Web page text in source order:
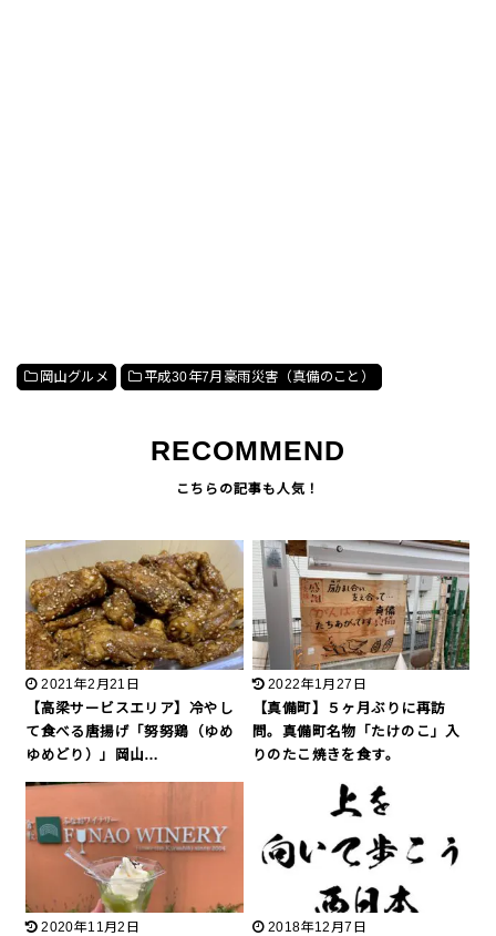
岡山グルメ 平成30年7月豪雨災害（真備のこと）
RECOMMEND
2021年2月21日
【高梁サービスエリア】冷やし
て食べる唐揚げ「努努鶏（ゆめ
ゆめどり）」岡山…
2022年1月27日
【真備町】５ヶ月ぶりに再訪
問。真備町名物「たけのこ」入
りのたこ焼きを食す。
2020年11月2日
2018年12月7日